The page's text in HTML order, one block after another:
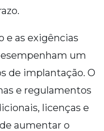
e as exigências
um
de implantação. O
e regulamentos
licenças e
aumentar o